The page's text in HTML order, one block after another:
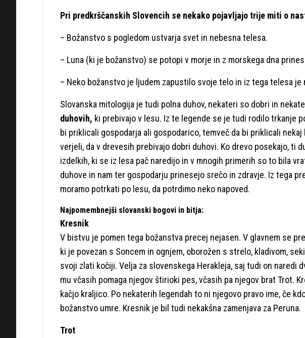
Pri predkrščanskih Slovencih se nekako pojavljajo trije miti o
– Božanstvo s pogledom ustvarja svet in nebesna telesa.
– Luna (ki je božanstvo) se potopi v morje in z morskega dna
– Neko božanstvo je ljudem zapustilo svoje telo in iz tega telesa je
Slovanska mitologija je tudi polna duhov, nekateri so dobri in
duhovih, ki prebivajo v lesu. Iz te legende se je tudi rodilo trkanje
bi priklicali gospodarja ali gospodarico, temveč da bi priklicali
verjeli, da v drevesih prebivajo dobri duhovi. Ko drevo posekajo, ti
izdelkih, ki se iz lesa pač naredijo in v mnogih primerih so to bila
duhove in nam ter gospodarju prinesejo srečo in zdravje. Iz tega
moramo potrkati po lesu, da potrdimo neko napoved.
Najpomembnejši slovanski bogovi in bitja:
Kresnik
V bistvu je pomen tega božanstva precej nejasen. V glavnem se
ki je povezan s Soncem in ognjem, oborožen s strelo, kladivom,
svoji zlati kočiji. Velja za slovenskega Herakleja, saj tudi on naredi
mu včasih pomaga njegov štirioki pes, včasih pa njegov brat Trot.
kačjo kraljico. Po nekaterih legendah to ni njegovo pravo ime, če
božanstvo umre. Kresnik je bil tudi nekakšna zamenjava za Peruna.
Trot